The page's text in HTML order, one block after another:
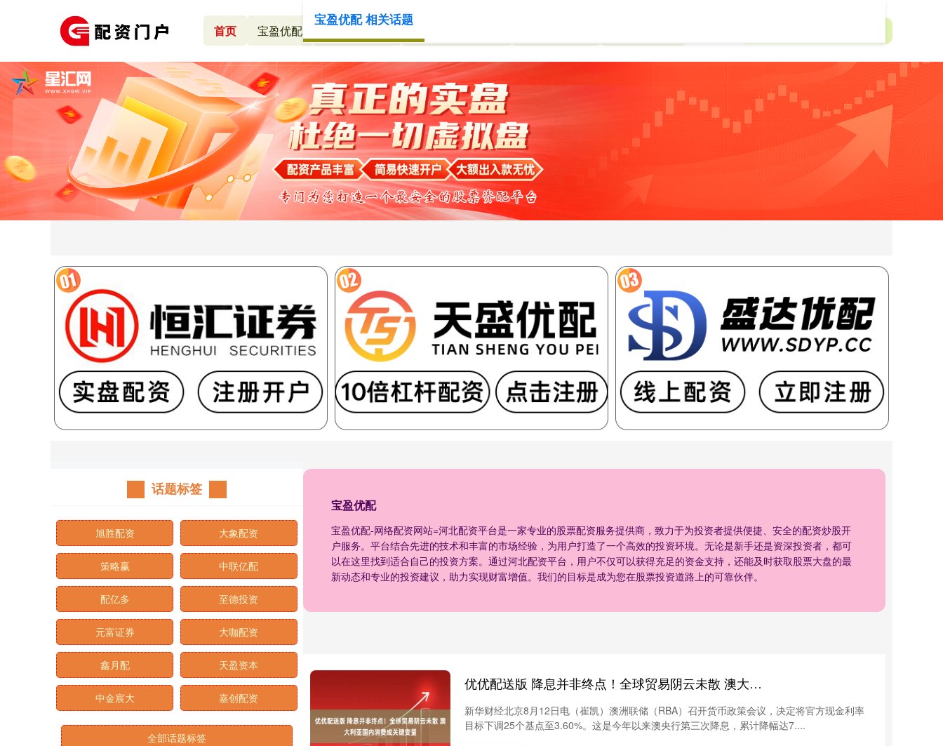
首页 宝盈优配 网络配资网站 国内配资炒股官网
宝盈优配
宝盈优配-网络配资网站=河北配资平台是一家专业的股票配资服务提供商，致力于为投资者提供便捷、安全的配资炒股开
户服务。平台结合先进的技术和丰富的市场经验，为用户打造了一个高效的投资环境。无论是新手还是资深投资者，都可
以在这里找到适合自己的投资方案。通过河北配资平台，用户不仅可以获得充足的资金支持，还能及时获取股票大盘的最
新动态和专业的投资建议，助力实现财富增值。我们的目标是成为您在股票投资道路上的可靠伙伴。
宝盈优配 相关话题
优优配送版 降息并非终点！全球贸易阴云未散 澳大利亚国内消费成关键变量
新华财经北京8月12日电（崔凯）澳洲联储（RBA）召开货币政策会议，决定将官方现金利率
目标下调25个基点至3.60%。这是今年以来澳央行第三次降息，累计降幅达7....
话题标签
旭胜配资 大象配资
策略赢 中联亿配
配亿多 至德投资
元富证券 大咖配资
鑫月配 天盈资本
中金宸大 嘉创配资
全部话题标签